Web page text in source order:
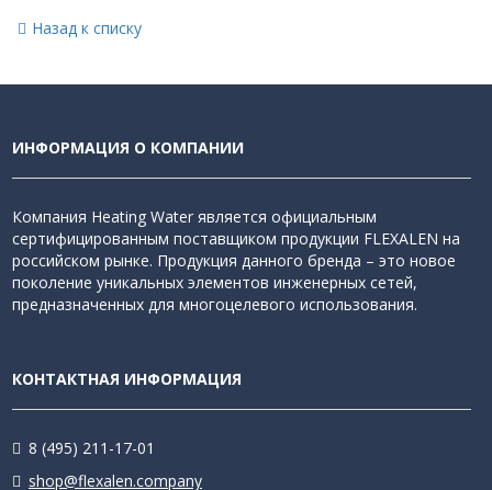
Назад к списку
ИНФОРМАЦИЯ О КОМПАНИИ
Компания Heating Water является официальным
сертифицированным поставщиком продукции FLEXALEN на
российском рынке. Продукция данного бренда – это новое
поколение уникальных элементов инженерных сетей,
предназначенных для многоцелевого использования.
КОНТАКТНАЯ ИНФОРМАЦИЯ
8 (495) 211-17-01
shop@flexalen.company